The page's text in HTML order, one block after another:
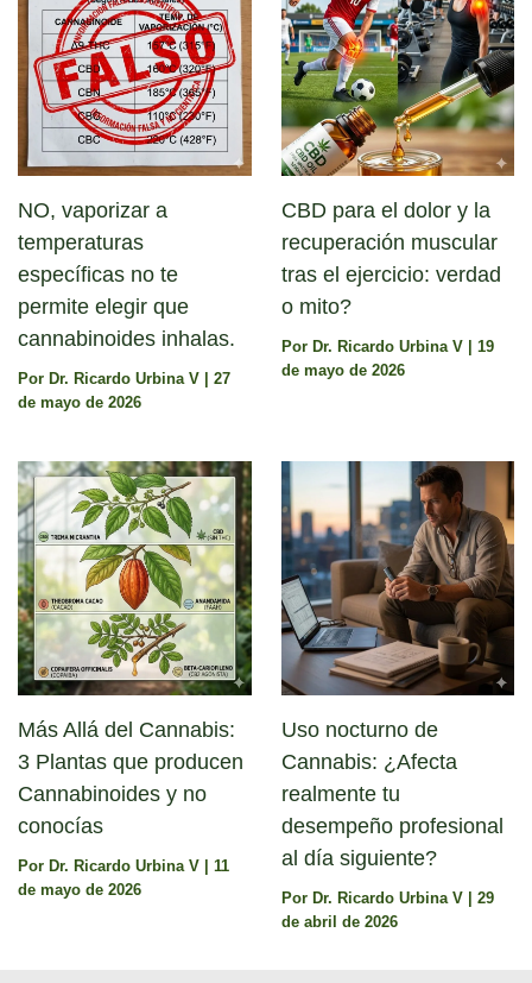
NO, vaporizar a
temperaturas
específicas no te
permite elegir que
cannabinoides inhalas.
Por Dr. Ricardo Urbina V
27
de mayo de 2026
CBD para el dolor y la
recuperación muscular
tras el ejercicio: verdad
o mito?
Por Dr. Ricardo Urbina V
19
de mayo de 2026
Más Allá del Cannabis:
3 Plantas que producen
Cannabinoides y no
conocías
Por Dr. Ricardo Urbina V
11
de mayo de 2026
Uso nocturno de
Cannabis: ¿Afecta
realmente tu
desempeño profesional
al día siguiente?
Por Dr. Ricardo Urbina V
29
de abril de 2026